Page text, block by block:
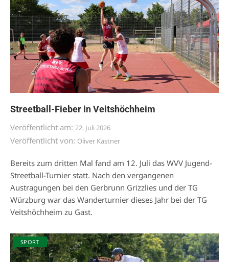
Streetball-Fieber in Veitshöchheim
Veröffentlicht am: 22. Juli 2026
Veröffentlicht von: Oliver Kastner
Bereits zum dritten Mal fand am 12. Juli das WVV Jugend-
Streetball-Turnier statt. Nach den vergangenen
Austragungen bei den Gerbrunn Grizzlies und der TG
Würzburg war das Wanderturnier dieses Jahr bei der TG
Veitshöchheim zu Gast.
SPORT